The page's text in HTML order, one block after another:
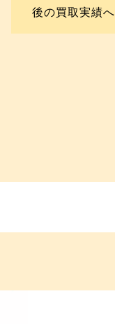
後の買取実績へ